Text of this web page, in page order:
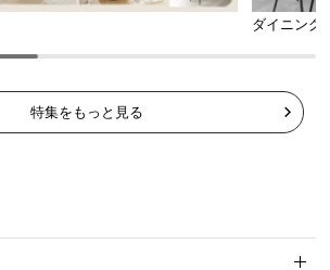
ダイニング
特集をもっと見る